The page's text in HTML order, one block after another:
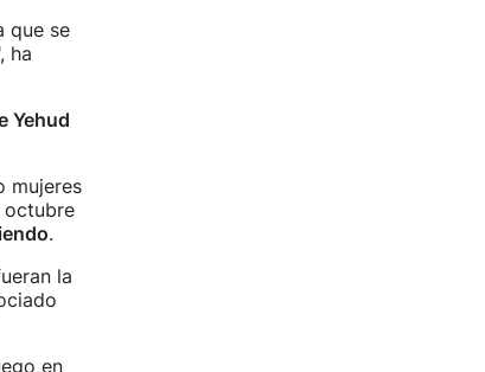
que se
ha
Yehud
mujeres
octubre
.
la
en